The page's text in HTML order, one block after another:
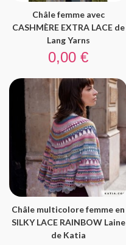
Châle femme avec
CASHMÈRE EXTRA LACE de
Lang Yarns
Prix
0,00 €
Châle multicolore femme en
SILKY LACE RAINBOW Laine
de Katia